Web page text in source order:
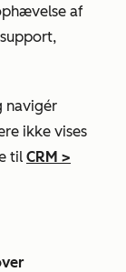
af
navigér
ikke vises
til CRM >